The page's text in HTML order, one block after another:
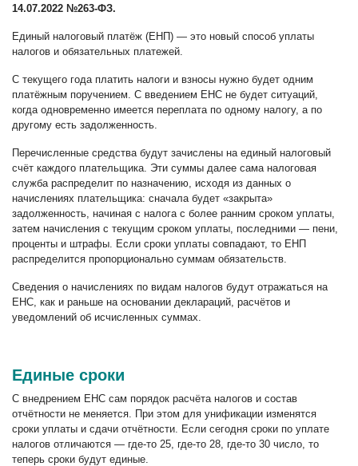
14.07.2022 №263-ФЗ.
Единый налоговый платёж (ЕНП) — это новый способ уплаты
налогов и обязательных платежей.
С текущего года платить налоги и взносы нужно будет одним
платёжным поручением. С введением ЕНС не будет ситуаций,
когда одновременно имеется переплата по одному налогу, а по
другому есть задолженность.
Перечисленные средства будут зачислены на единый налоговый
счёт каждого плательщика. Эти суммы далее сама налоговая
служба распределит по назначению, исходя из данных о
начислениях плательщика: сначала будет «закрыта»
задолженность, начиная с налога с более ранним сроком уплаты,
затем начисления с текущим сроком уплаты, последними — пени,
проценты и штрафы. Если сроки уплаты совпадают, то ЕНП
распределится пропорционально суммам обязательств.
Сведения о начислениях по видам налогов будут отражаться на
ЕНС, как и раньше на основании деклараций, расчётов и
уведомлений об исчисленных суммах.
Единые сроки
С внедрением ЕНС сам порядок расчёта налогов и состав
отчётности не меняется. При этом для унификации изменятся
сроки уплаты и сдачи отчётности. Если сегодня сроки по уплате
налогов отличаются — где-то 25, где-то 28, где-то 30 число, то
теперь сроки будут единые.